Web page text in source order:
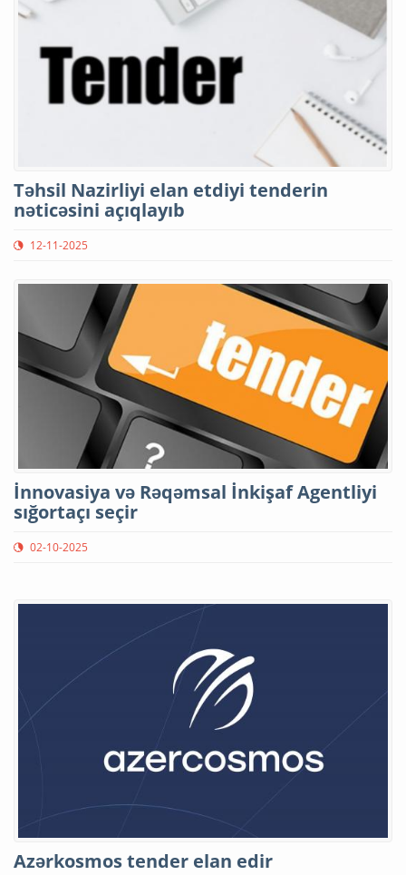
Təhsil Nazirliyi elan etdiyi tenderin
nəticəsini açıqlayıb
12-11-2025
İnnovasiya və Rəqəmsal İnkişaf Agentliyi
sığortaçı seçir
02-10-2025
Azərkosmos tender elan edir